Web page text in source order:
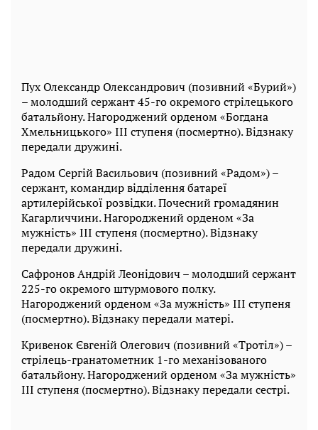
Пух Олександр Олександрович (позивний «Бурий»)
– молодший сержант 45-го окремого стрілецького
батальйону. Нагороджений орденом «Богдана
Хмельницького» III ступеня (посмертно). Відзнаку
передали дружині.
Радом Сергій Васильович (позивний «Радом») –
сержант, командир відділення батареї
артилерійської розвідки. Почесний громадянин
Кагарличчини. Нагороджений орденом «За
мужність» III ступеня (посмертно). Відзнаку
передали дружині.
Сафронов Андрій Леонідович – молодший сержант
225-го окремого штурмового полку.
Нагороджений орденом «За мужність» III ступеня
(посмертно). Відзнаку передали матері.
Кривенок Євгеній Олегович (позивний «Тротіл») –
стрілець-гранатометник 1-го механізованого
батальйону. Нагороджений орденом «За мужність»
III ступеня (посмертно). Відзнаку передали сестрі.